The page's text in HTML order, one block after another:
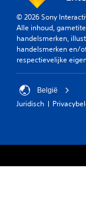
© 2026 Sony
Alle inhoud,
handelsmerken,
handelsmerken en/
respectievelijke
België
Juridisch